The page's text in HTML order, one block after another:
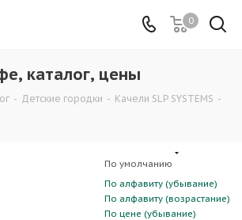
0
каталог, цены
- Детские городки - Качели SLP SYSTEMS -
По умолчанию
По алфавиту (убывание)
По алфавиту (возрастание)
По цене (убывание)